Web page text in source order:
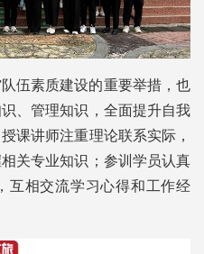
伍素质建设的重要举措，也
、管理知识，全面提升自我
课讲师注重理论联系实际，
关专业知识；参训学员认真
互相交流学习心得和工作经